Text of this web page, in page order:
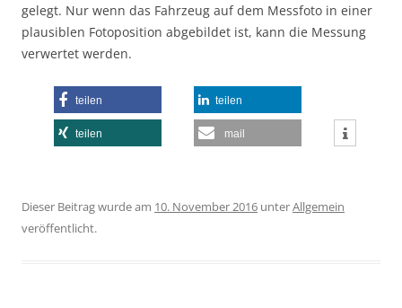
gelegt. Nur wenn das Fahrzeug auf dem Messfoto in einer
plausiblen Fotoposition abgebildet ist, kann die Messung
verwertet werden.
teilen teilen
teilen mail
Dieser Beitrag wurde am 10. November 2016 unterAllgemein
veröffentlicht.